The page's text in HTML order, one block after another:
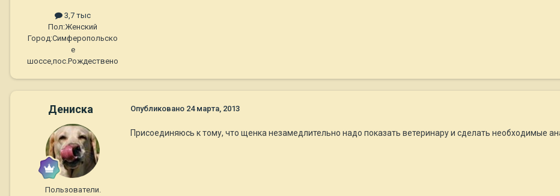
3,7 тыс
Пол:Женский
Город:Симферопольско
е
шоссе,пос.Рождествено
Дениска
Пользователи.
Опубликовано 24 марта, 2013
Присоединяюсь к тому, что щенка незамедлительно надо показать ветеринару и сделать необходимые